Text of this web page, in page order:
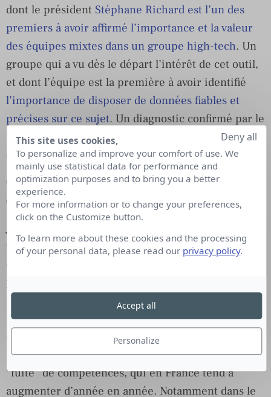
dont le président Stéphane Richard est l’un des
premiers à avoir affirmé l’importance et la valeur
des équipes mixtes dans un groupe high-tech. Un
groupe qui a vu dès le départ l’intérêt de cet outil,
et dont l’équipe est la première à avoir identifié
l’importance de disposer de données fiables et
précises sur ce sujet. Un diagnostic confirmé par le
Parlement Européen dans ses résolutions en 2008
et plus récemment en 2015.
Quelle méthode avez-vous employé pour bâtir
cette enquête?
travail : l’orientation et l’emploi. Ces deux axes sont
dictés par la volonté de comprendre pourquoi si
sciences et technologies après le lycée; puis
pourquoi elles sont encore moins nombreuses
dans les métiers scientifiques et techniques.
L’objectif est de trouver ce qui explique cette
“fuite” de compétences, qui en France tend à
augmenter d’année en année. Notamment dans le
This site uses cookies,
To personalize and improve your comfort of use. We
mainly use statistical data for performance and
optimization purposes and to bring you a better
experience.
For more information or to change your preferences,
click on the Customize button.
To learn more about these cookies and the processing
of your personal data, please read our privacy policy.
Personalize
Deny all
Accept all